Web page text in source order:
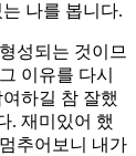
나를 봅니다.
성되는 것이므
이유를 다시
하길 참 잘했
. 재미있어 했
추어보니 내가